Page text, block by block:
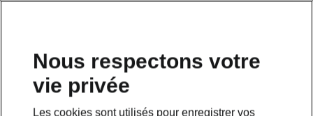
Nous respectons votre
vie privée
Les cookies sont utilisés pour enregistrer vos